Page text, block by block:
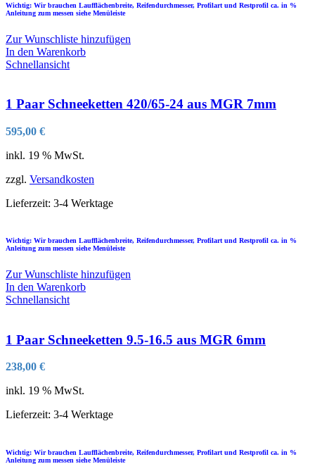
Wichtig: Wir brauchen Laufflächenbreite, Reifendurchmesser, Profilart und Restprofil ca. in %
Anleitung zum messen siehe Menüleiste
Zur Wunschliste hinzufügen
In den Warenkorb
Schnellansicht
1 Paar Schneeketten 420/65-24 aus MGR 7mm
595,00 €
inkl. 19 % MwSt.
zzgl. Versandkosten
Lieferzeit: 3-4 Werktage
Wichtig: Wir brauchen Laufflächenbreite, Reifendurchmesser, Profilart und Restprofil ca. in %
Anleitung zum messen siehe Menüleiste
Zur Wunschliste hinzufügen
In den Warenkorb
Schnellansicht
1 Paar Schneeketten 9.5-16.5 aus MGR 6mm
238,00 €
inkl. 19 % MwSt.
Lieferzeit: 3-4 Werktage
Wichtig: Wir brauchen Laufflächenbreite, Reifendurchmesser, Profilart und Restprofil ca. in %
Anleitung zum messen siehe Menüleiste